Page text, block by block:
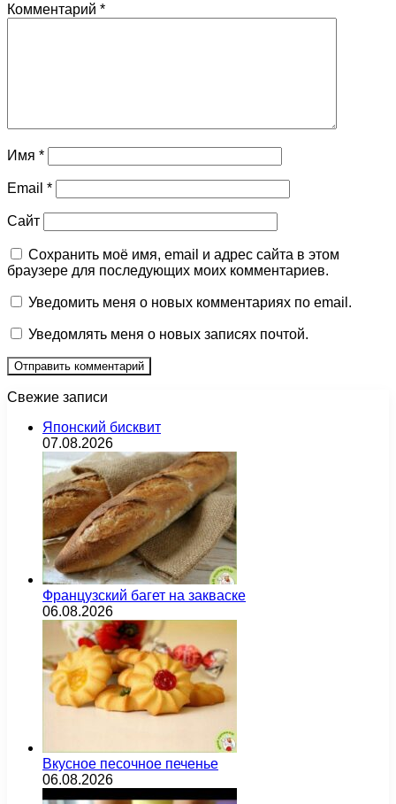
Комментарий *
Имя *
Email *
Сайт
Сохранить моё имя, email и адрес сайта в этом
браузере для последующих моих комментариев.
Уведомить меня о новых комментариях по email.
Уведомлять меня о новых записях почтой.
Свежие записи
Японский бисквит
07.08.2026
Французский багет на закваске
06.08.2026
Вкусное песочное печенье
06.08.2026